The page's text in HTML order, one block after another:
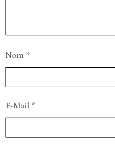
Nom *
E-Mail *